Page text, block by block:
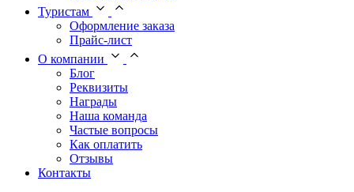
Туристам
Оформление заказа
Прайс-лист
О компании
Блог
Реквизиты
Награды
Наша команда
Частые вопросы
Как оплатить
Отзывы
Контакты